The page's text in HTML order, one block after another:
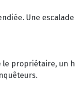
Une
propriétaire, un